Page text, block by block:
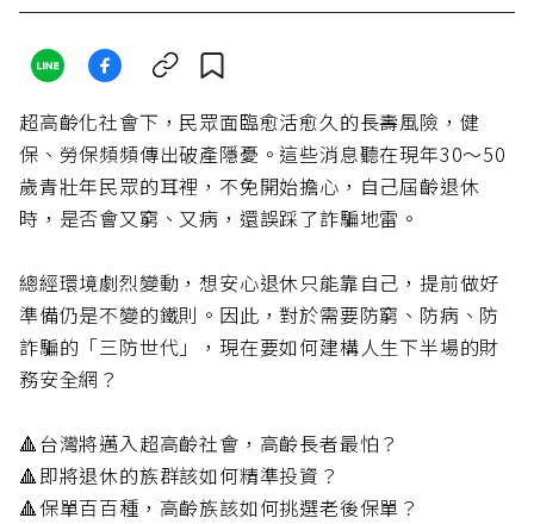
超高齡化社會下，民眾面臨愈活愈久的長壽風險，健
保、勞保頻頻傳出破產隱憂。這些消息聽在現年30～50
歲青壯年民眾的耳裡，不免開始擔心，自己屆齡退休
時，是否會又窮、又病，還誤踩了詐騙地雷。
總經環境劇烈變動，想安心退休只能靠自己，提前做好
準備仍是不變的鐵則。因此，對於需要防窮、防病、防
詐騙的「三防世代」，現在要如何建構人生下半場的財
務安全網？
🔺台灣將邁入超高齡社會，高齡長者最怕？
🔺即將退休的族群該如何精準投資？
🔺保單百百種，高齡族該如何挑選老後保單？